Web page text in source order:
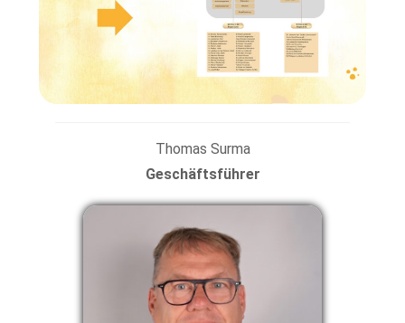
Thomas Surma
Geschäftsführer